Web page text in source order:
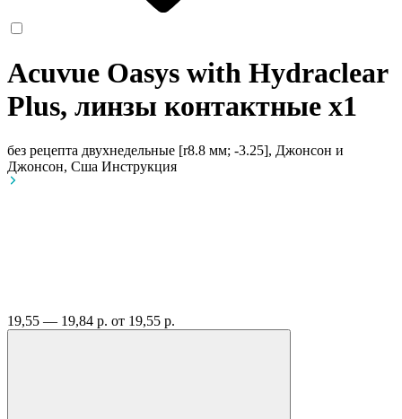
Acuvue Oasys with Hydraclear
Plus, линзы контактные x1
без рецепта двухнедельные [r8.8 мм; -3.25], Джонсон и
Джонсон, Сша Инструкция
19,55 — 19,84 р. от 19,55 р.